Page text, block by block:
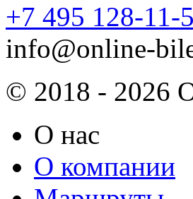
+7 495 128-11-
info@online-
© 2018 - 2026
О нас
О компании